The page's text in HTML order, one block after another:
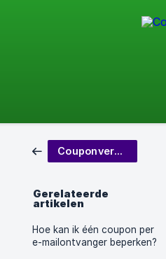
Couponverdeling
Gerelateerde
artikelen
Hoe kan ik één coupon per
e-mailontvanger beperken?